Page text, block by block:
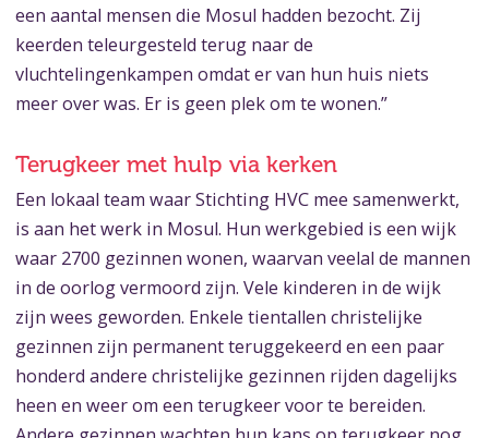
een aantal mensen die Mosul hadden bezocht. Zij
keerden teleurgesteld terug naar de
vluchtelingenkampen omdat er van hun huis niets
meer over was. Er is geen plek om te wonen.”
Terugkeer met hulp via kerken
Een lokaal team waar Stichting HVC mee samenwerkt,
is aan het werk in Mosul. Hun werkgebied is een wijk
waar 2700 gezinnen wonen, waarvan veelal de mannen
in de oorlog vermoord zijn. Vele kinderen in de wijk
zijn wees geworden. Enkele tientallen christelijke
gezinnen zijn permanent teruggekeerd en een paar
honderd andere christelijke gezinnen rijden dagelijks
heen en weer om een terugkeer voor te bereiden.